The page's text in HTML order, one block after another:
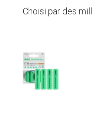
Choisi par des